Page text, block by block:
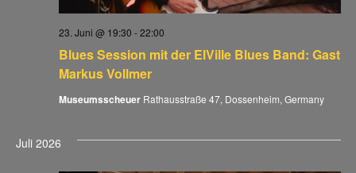
Blues Session mit der ElVille Blues Band: Gast
Markus Vollmer
23. Juni @ 19:30 -22:00
Museumsscheuer Rathausstraße 47, Dossenheim, Germany
Juli 2026